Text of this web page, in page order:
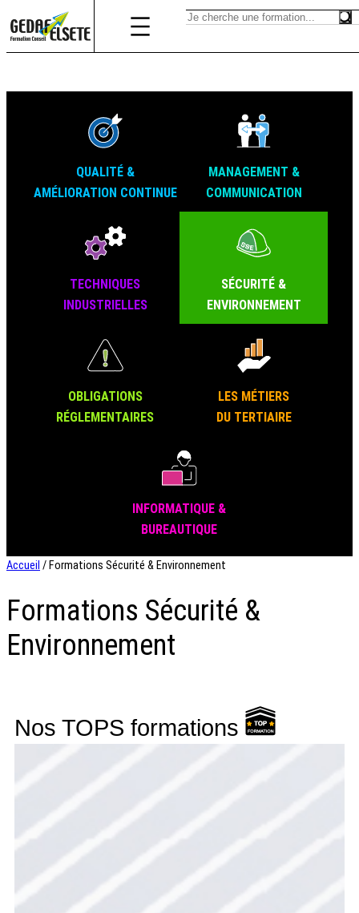
QUALITÉ &
AMÉLIORATION CONTINUE
MANAGEMENT &
COMMUNICATION
TECHNIQUES
INDUSTRIELLES
SÉCURITÉ &
ENVIRONNEMENT
OBLIGATIONS
RÉGLEMENTAIRES
LES MÉTIERS
DU TERTIAIRE
INFORMATIQUE &
BUREAUTIQUE
Accueil / Formations Sécurité & Environnement
Formations Sécurité &
Environnement
Nos TOPS formations